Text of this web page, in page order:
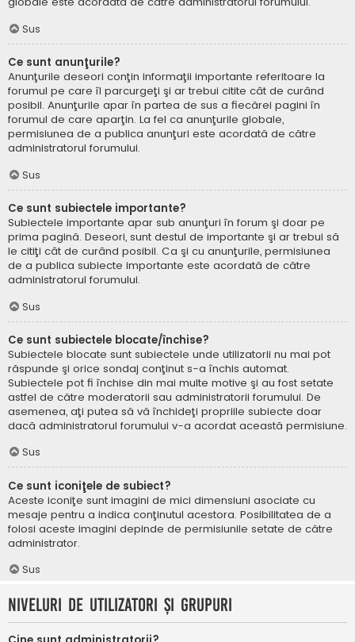
Sus
Ce sunt anunţurile?
Anunţurile deseori conţin informaţii importante referitoare la
forumul pe care îl parcurgeţi şi ar trebui citite cât de curând
posibil. Anunţurile apar în partea de sus a fiecărei pagini în
forumul de care aparţin. La fel ca anunţurile globale,
permisiunea de a publica anunţuri este acordată de către
administratorul forumului.
Sus
Ce sunt subiectele importante?
Subiectele importante apar sub anunţuri în forum şi doar pe
prima pagină. Deseori, sunt destul de importante şi ar trebui să
le citiţi cât de curând posibil. Ca şi cu anunţurile, permisiunea
de a publica subiecte importante este acordată de către
administratorul forumului.
Sus
Ce sunt subiectele blocate/închise?
Subiectele blocate sunt subiectele unde utilizatorii nu mai pot
răspunde şi orice sondaj conţinut s-a închis automat.
Subiectele pot fi închise din mai multe motive şi au fost setate
astfel de către moderatorii sau administratorii forumului. De
asemenea, aţi putea să vă închideţi propriile subiecte doar
dacă administratorul forumului v-a acordat această permisiune.
Sus
Ce sunt iconiţele de subiect?
Aceste iconiţe sunt imagini de mici dimensiuni asociate cu
mesaje pentru a indica conţinutul acestora. Posibilitatea de a
folosi aceste imagini depinde de permisiunile setate de către
administrator.
Sus
Niveluri de utilizatori şi grupuri